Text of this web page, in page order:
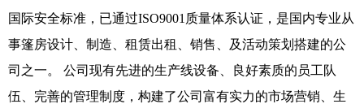
国际安全标准，已通过ISO9001质量体系认证，是国内专业从
事篷房设计、制造、租赁出租、销售、及活动策划搭建的公
司之一。 公司现有先进的生产线设备、良好素质的员工队
伍、完善的管理制度，构建了公司富有实力的市场营销、生